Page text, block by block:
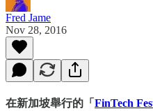
Fred Jame
Nov 28, 2016
在新加坡舉行的「 FinTech